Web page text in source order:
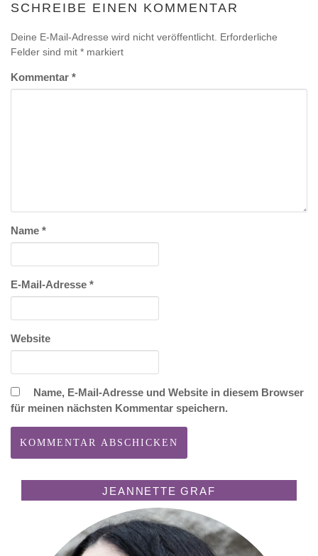
SCHREIBE EINEN KOMMENTAR
Deine E-Mail-Adresse wird nicht veröffentlicht. Erforderliche
Felder sind mit * markiert
Kommentar *
Name *
E-Mail-Adresse *
Website
Name, E-Mail-Adresse und Website in diesem Browser
für meinen nächsten Kommentar speichern.
JEANNETTE GRAF